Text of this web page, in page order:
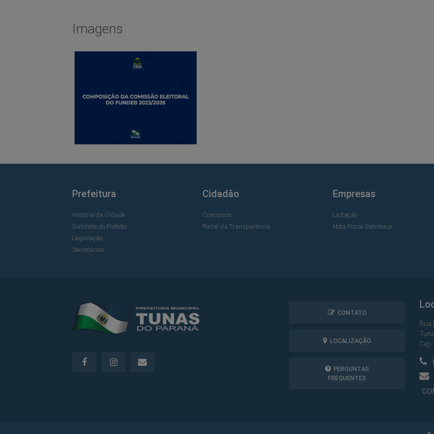
Imagens
Prefeitura
História da Cidade
Gabinete do Prefeito
Legislação
Secretarias
Cidadão
Concursos
Portal da Transparência
Empresas
Licitação
Nota Fiscal Eletrônica
CONTATO
LOCALIZAÇÃO
PERGUNTAS
FREQUENTES
Rua